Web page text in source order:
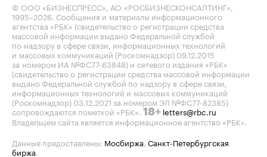
© ООО «БИЗНЕСПРЕСС», АО «РОСБИЗНЕСКОНСАЛТИНГ»,
1995–2026. Сообщения и материалы информационного
агентства «РБК» (свидетельство о регистрации средства
массовой информации выдано Федеральной службой
по надзору в сфере связи, информационных технологий
и массовых коммуникаций (Роскомнадзор) 09.12.2015
за номером ИА №ФС77-63848) и сетевого издания «РБК»
(свидетельство о регистрации средства массовой информации
выдано Федеральной службой по надзору в сфере связи,
информационных технологий и массовых коммуникаций
(Роскомнадзор) 03.12.2021 за номером ЭЛ №ФС77-82385)
сопровождаются пометкой «РБК». 18+ letters@rbc.ru
Владельцем сайта является информационное агентство «РБК».
Данные предоставлены: Мосбиржа, Санкт-Петербургская
биржа.